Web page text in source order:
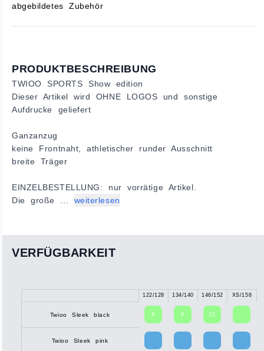
abgebildetes Zubehör
PRODUKTBESCHREIBUNG
TWIOO SPORTS Show edition
Dieser Artikel wird OHNE LOGOS und sonstige
Aufdrucke geliefert
Ganzanzug
keine Frontnaht, athletischer runder Ausschnitt
breite Träger
EINZELBESTELLUNG: nur vorrätige Artikel.
Die große ... weiterlesen
VERFÜGBARKEIT
122/128 134/140 146/152 XS/158
Twioo Sleek black 4 6 15
Twioo Sleek pink